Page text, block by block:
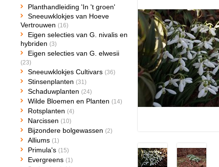
Planthandleiding 'In 't groen'
Sneeuwklokjes van Hoeve
Vertrouwen (16)
Eigen selecties van G. nivalis en
hybriden (3)
Eigen selecties van G. elwesii
(23)
Sneeuwklokjes Cultivars (36)
Stinsenplanten (31)
Schaduwplanten (24)
Wilde Bloemen en Planten (14)
Rotsplanten (4)
Narcissen (10)
Bijzondere bolgewassen (2)
Alliums (1)
Primula's (15)
Evergreens (1)